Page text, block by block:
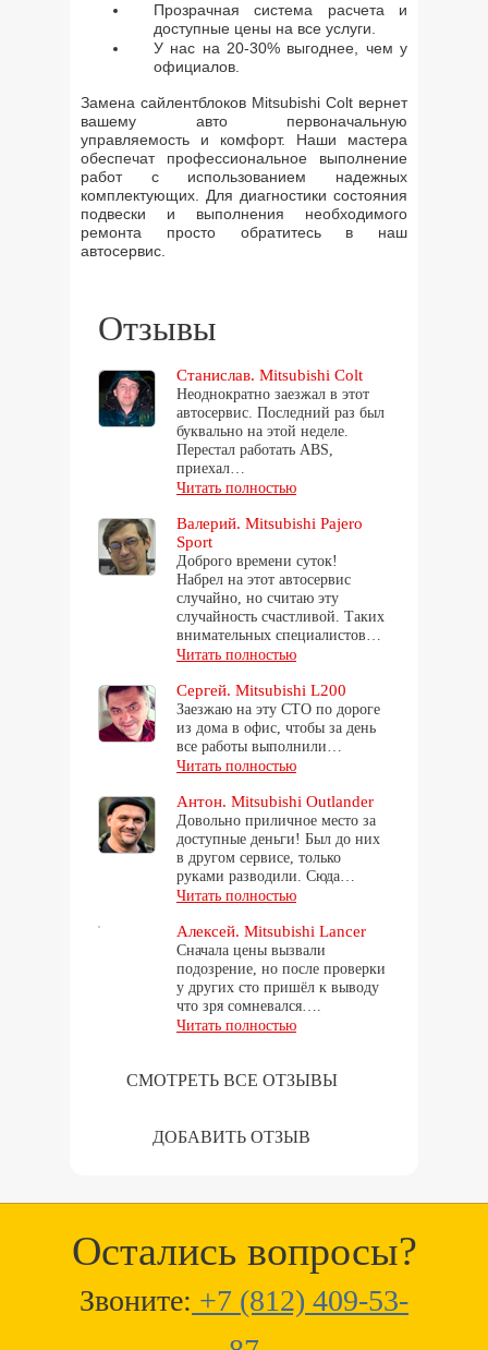
Прозрачная система расчета и
доступные цены на все услуги.
У нас на 20-30% выгоднее, чем у
официалов.
Замена сайлентблоков Mitsubishi Colt вернет
вашему авто первоначальную
управляемость и комфорт. Наши мастера
обеспечат профессиональное выполнение
работ с использованием надежных
комплектующих. Для диагностики состояния
подвески и выполнения необходимого
ремонта просто обратитесь в наш
автосервис.
Отзывы
Станислав. Mitsubishi Colt
Неоднократно заезжал в этот
автосервис. Последний раз был
буквально на этой неделе.
Перестал работать ABS,
приехал…
Читать полностью
Валерий. Mitsubishi Pajero
Sport
Доброго времени суток!
Набрел на этот автосервис
случайно, но считаю эту
случайность счастливой. Таких
внимательных специалистов…
Читать полностью
Сергей. Mitsubishi L200
Заезжаю на эту СТО по дороге
из дома в офис, чтобы за день
все работы выполнили…
Читать полностью
Антон. Mitsubishi Outlander
Довольно приличное место за
доступные деньги! Был до них
в другом сервисе, только
руками разводили. Сюда…
Читать полностью
Алексей. Mitsubishi Lancer
Сначала цены вызвали
подозрение, но после проверки
у других сто пришёл к выводу
что зря сомневался….
Читать полностью
СМОТРЕТЬ ВСЕ ОТЗЫВЫ
ДОБАВИТЬ ОТЗЫВ
Остались вопросы?
Звоните: +7 (812) 409-53-